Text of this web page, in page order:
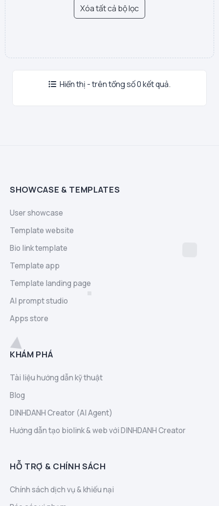
Xóa tất cả bộ lọc
Hiển thị - trên tổng số 0 kết quả.
SHOWCASE & TEMPLATES
User showcase
Template website
Bio link template
Template app
Template landing page
AI prompt studio
Apps store
KHÁM PHÁ
Tài liệu hướng dẫn kỹ thuật
Blog
DINHDANH Creator (AI Agent)
Hướng dẫn tạo biolink & web với DINHDANH Creator
HỖ TRỢ & CHÍNH SÁCH
Chính sách dịch vụ & khiếu nại